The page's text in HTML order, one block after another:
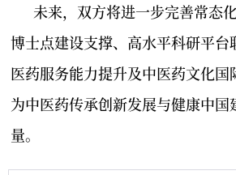
未来，双方将进一步完善常态
博士点建设支撑、高水平科研平台
医药服务能力提升及中医药文化国
为中医药传承创新发展与健康中国
量。